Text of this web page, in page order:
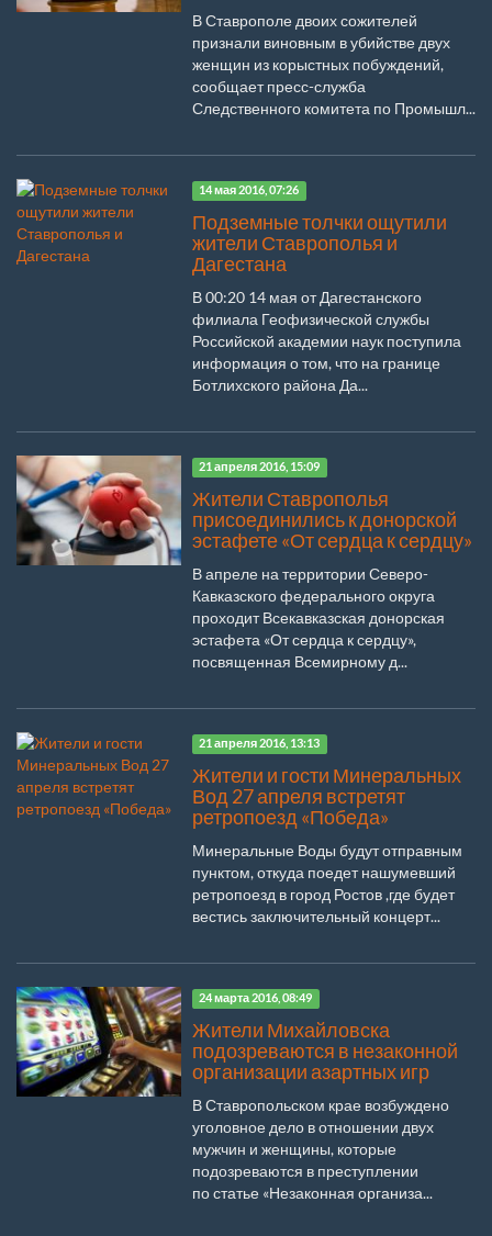
В Ставрополе двоих сожителей
признали виновным в убийстве двух
женщин из корыстных побуждений,
сообщает пресс-служба
Следственного комитета по Промышл...
14 мая 2016, 07:26
Подземные толчки ощутили
жители Ставрополья и
Дагестана
В 00:20 14 мая от Дагестанского
филиала Геофизической службы
Российской академии наук поступила
информация о том, что на границе
Ботлихского района Да...
21 апреля 2016, 15:09
Жители Ставрополья
присоединились к донорской
эстафете «От сердца к сердцу»
В апреле на территории Северо-
Кавказского федерального округа
проходит Всекавказская донорская
эстафета «От сердца к сердцу»,
посвященная Всемирному д...
21 апреля 2016, 13:13
Жители и гости Минеральных
Вод 27 апреля встретят
ретропоезд «Победа»
Минеральные Воды будут отправным
пунктом, откуда поедет нашумевший
ретропоезд в город Ростов ,где будет
вестись заключительный концерт...
24 марта 2016, 08:49
Жители Михайловска
подозреваются в незаконной
организации азартных игр
В Ставропольском крае возбуждено
уголовное дело в отношении двух
мужчин и женщины, которые
подозреваются в преступлении
по статье «Незаконная организа...